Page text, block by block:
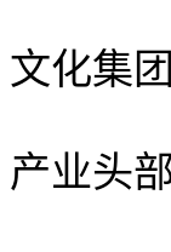
文化集
产业头